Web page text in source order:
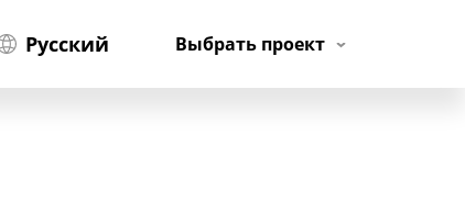
Русский Выбрать проект